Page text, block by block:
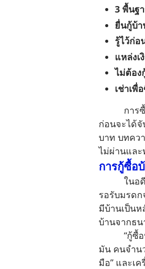
3 พื้นฐ
ยื่นกู้บ้า
รู้ไว้ก่อ
แหล่งเ
ไม่ต้อง
เช่าเพื่
การซื้อบ้
ก่อนจะได้
บาท บทคว
ไม่ผ่านแล
การกู้ซื้อ
ในอดีต บ้
รอรับมรด
มีบ้านเป็น
บ้านจากธน
“กู้ซื้อบ้าน
มัน คนจำน
มือ” และเ